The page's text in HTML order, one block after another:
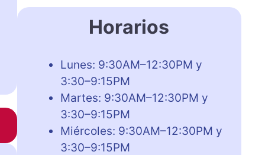
Horarios
Lunes: 9:30AM–12:30PM y
3:30–9:15PM
Martes: 9:30AM–12:30PM y
3:30–9:15PM
Miércoles: 9:30AM–12:30PM y
3:30–9:15PM